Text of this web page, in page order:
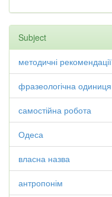
Subject
методичні рекомендації
фразеологічна одиниця
самостійна робота
Одеса
власна назва
антропонім